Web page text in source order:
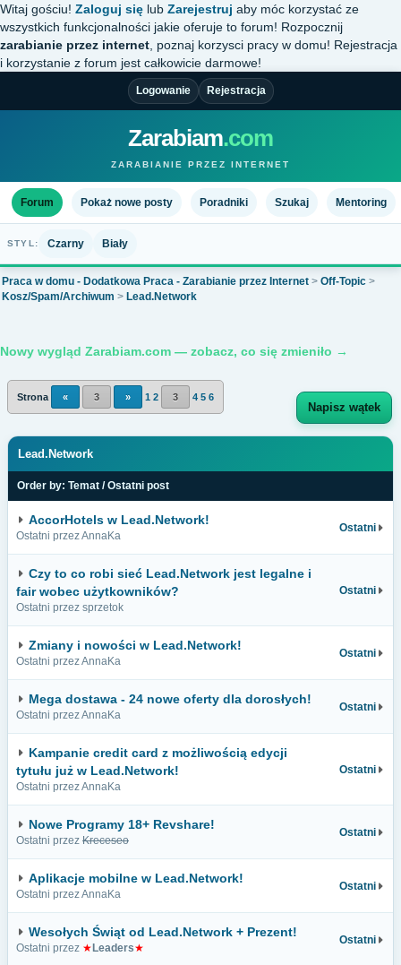
Witaj gościu! Zaloguj się lub Zarejestruj aby móc korzystać ze
wszystkich funkcjonalności jakie oferuje to forum! Rozpocznij
zarabianie przez internet , poznaj korzysci pracy w domu! Rejestracja
i korzystanie z forum jest całkowicie darmowe!
Logowanie Rejestracja
Zarabiam.com
ZARABIANIE PRZEZ INTERNET
Forum Pokaż nowe posty Poradniki Szukaj Mentoring
STYL: Czarny Biały
Praca w domu - Dodatkowa Praca - Zarabianie przez Internet > Off-Topic >
Kosz/Spam/Archiwum > Lead.Network
Nowy wygląd Zarabiam.com — zobacz, co się zmieniło →
Strona « 3 » 1 2 3 4 5 6
Napisz wątek
Lead.Network
Order by: Temat /Ostatni post
AccorHotels w Lead.Network!
Ostatni przez AnnaKa
Ostatni
Czy to co robi sieć Lead.Network jest legalne i
fair wobec użytkowników?
Ostatni przez sprzetok
Ostatni
Zmiany i nowości w Lead.Network!
Ostatni przez AnnaKa
Ostatni
Mega dostawa - 24 nowe oferty dla dorosłych!
Ostatni przez AnnaKa
Ostatni
Kampanie credit card z możliwością edycji
tytułu już w Lead.Network!
Ostatni przez AnnaKa
Ostatni
Nowe Programy 18+ Revshare!
Ostatni przez Kreceseo
Ostatni
Aplikacje mobilne w Lead.Network!
Ostatni przez AnnaKa
Ostatni
Wesołych Świąt od Lead.Network + Prezent!
Ostatni przez ★ Leaders★
Ostatni